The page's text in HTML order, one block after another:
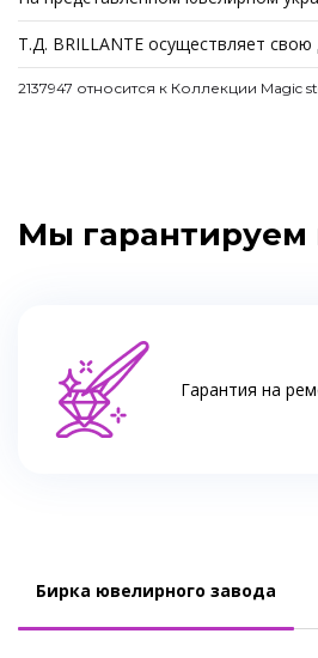
Т.Д. BRILLANTE осуществляет
2137947 относится к Коллекции Magic
Мы гарантируем
Гарантия на
Бирка ювелирного завода